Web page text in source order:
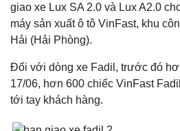
giao xe Lux SA 2.0 và Lux A2.0
máy sản xuất ô tô VinFast, khu
Hải (Hải Phòng).
Đối với dòng xe Fadil, trước đó
17/06, hơn 600 chiếc VinFast
tới tay khách hàng.